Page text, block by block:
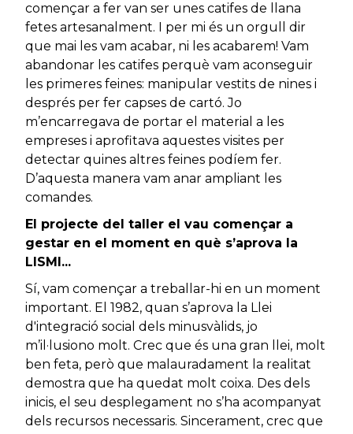
començar a fer van ser unes catifes de llana
fetes artesanalment. I per mi és un orgull dir
que mai les vam acabar, ni les acabarem! Vam
abandonar les catifes perquè vam aconseguir
les primeres feines: manipular vestits de nines i
després per fer capses de cartó. Jo
m’encarregava de portar el material a les
empreses i aprofitava aquestes visites per
detectar quines altres feines podíem fer.
D’aquesta manera vam anar ampliant les
comandes.
El projecte del taller el vau començar a
gestar en el moment en què s’aprova la
LISMI...
Sí, vam començar a treballar-hi en un moment
important. El 1982, quan s’aprova la Llei
d'integració social dels minusvàlids, jo
m’il·lusiono molt. Crec que és una gran llei, molt
ben feta, però que malauradament la realitat
demostra que ha quedat molt coixa. Des dels
inicis, el seu desplegament no s’ha acompanyat
dels recursos necessaris. Sincerament, crec que